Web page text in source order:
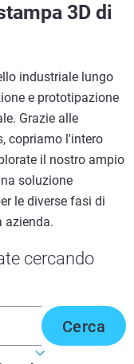
3D di
industriale lungo
e prototipazione
Grazie alle
copriamo l'intero
il nostro ampio
soluzione
le diverse fasi di
azienda.
cercando
Cerca